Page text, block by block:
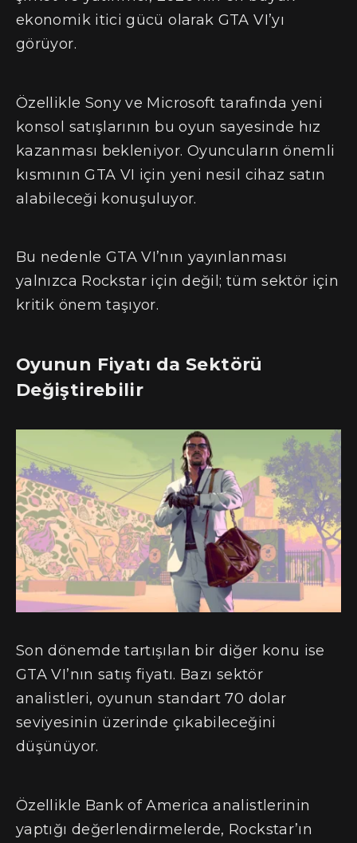
ekonomik itici gücü olarak GTA VI’yı
görüyor.
Özellikle Sony ve Microsoft tarafında yeni
konsol satışlarının bu oyun sayesinde hız
kazanması bekleniyor. Oyuncuların önemli
kısmının GTA VI için yeni nesil cihaz satın
alabileceği konuşuluyor.
Bu nedenle GTA VI’nın yayınlanması
yalnızca Rockstar için değil; tüm sektör için
kritik önem taşıyor.
Oyunun Fiyatı da Sektörü
Değiştirebilir
Son dönemde tartışılan bir diğer konu ise
GTA VI’nın satış fiyatı. Bazı sektör
analistleri, oyunun standart 70 dolar
seviyesinin üzerinde çıkabileceğini
düşünüyor.
Özellikle Bank of America analistlerinin
yaptığı değerlendirmelerde, Rockstar’ın